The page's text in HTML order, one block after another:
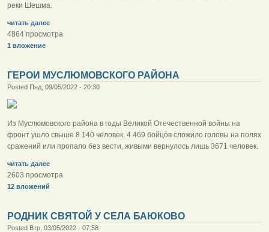
реки Шешма.
читать далее
4864 просмотра
1 вложение
ГЕРОИ МУСЛЮМОВСКОГО РАЙОНА
Posted Пнд, 09/05/2022 - 20:30
Из Муслюмовского района в годы Великой Отечественной войны на
фронт ушло свыше 8 140 человек, 4 469 бойцов сложило головы на полях
сражений или пропало без вести, живыми вернулось лишь 3671 человек.
читать далее
2603 просмотра
12 вложений
РОДНИК СВЯТОЙ У СЕЛА БАЮКОВО
Posted Втр, 03/05/2022 - 07:58